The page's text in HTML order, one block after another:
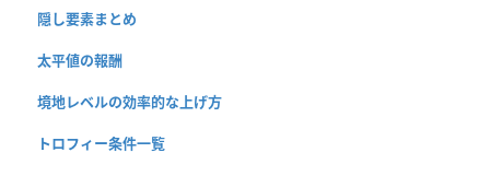
隠し要素まとめ
太平値の報酬
境地レベルの効率的な上げ方
トロフィー条件一覧